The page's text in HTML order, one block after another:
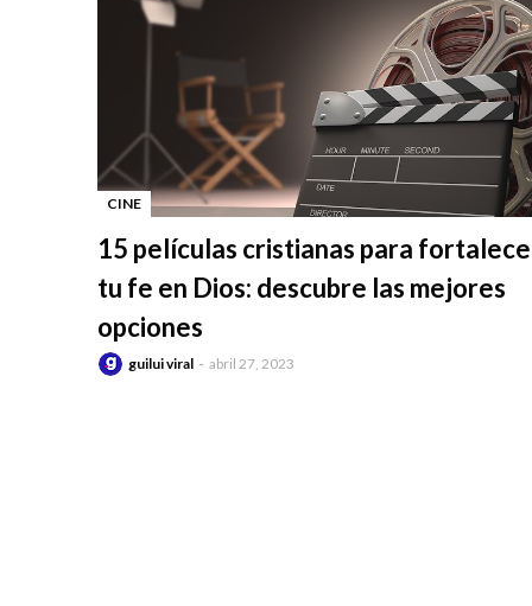
CINE
15 películas cristianas para
tu fe en Dios: descubre las mejores
opciones
guilui viral abril 27, 2023